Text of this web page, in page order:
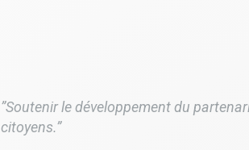
”Soutenir le développement du
citoyens.”